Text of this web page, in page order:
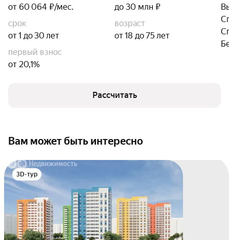
от 60 064 ₽/мес.
до 30 млн ₽
срок
от 1 до 30 лет
возраст
от 18 до 75 лет
первый взнос
от 20,1%
Рассчитать
Вам может быть интересно
3D-тур